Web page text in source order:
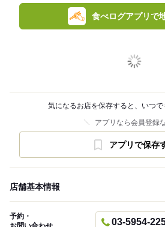
食べログアプリで
気になるお店を保存すると、いつで
アプリなら会員登録
アプリで保存
店舗基本情報
予約・
03-5954-